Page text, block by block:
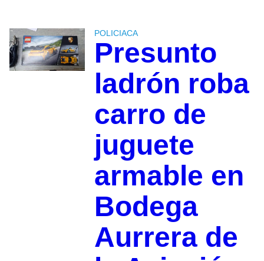
POLICIACA
Presunto
ladrón roba
carro de
juguete
armable en
Bodega
Aurrera de